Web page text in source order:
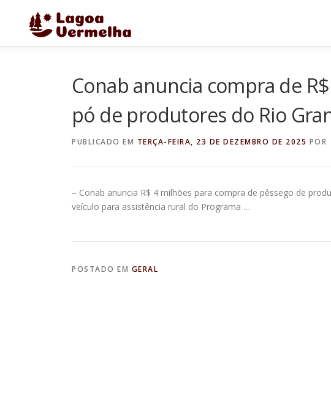
conteúdo
Conab anuncia compra de
pó de produtores do Rio
PUBLICADO EM TERÇA-FEIRA, 23 DE DEZEMBRO DE 2025 POR
– Conab anuncia R$ 4 milhões para compra de pêssego de
veículo para assistência rural do Programa …
POSTADO EM GERAL